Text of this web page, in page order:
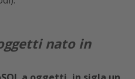
nato in